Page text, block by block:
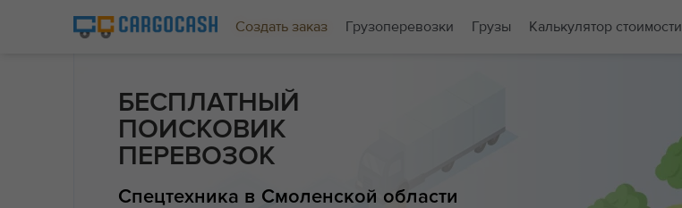
Создать заказ Грузоперевозки Грузы Калькулятор стоимости
БЕСПЛАТНЫЙ
ПОИСКОВИК
ПЕРЕВОЗОК
Спецтехника в Смоленской области